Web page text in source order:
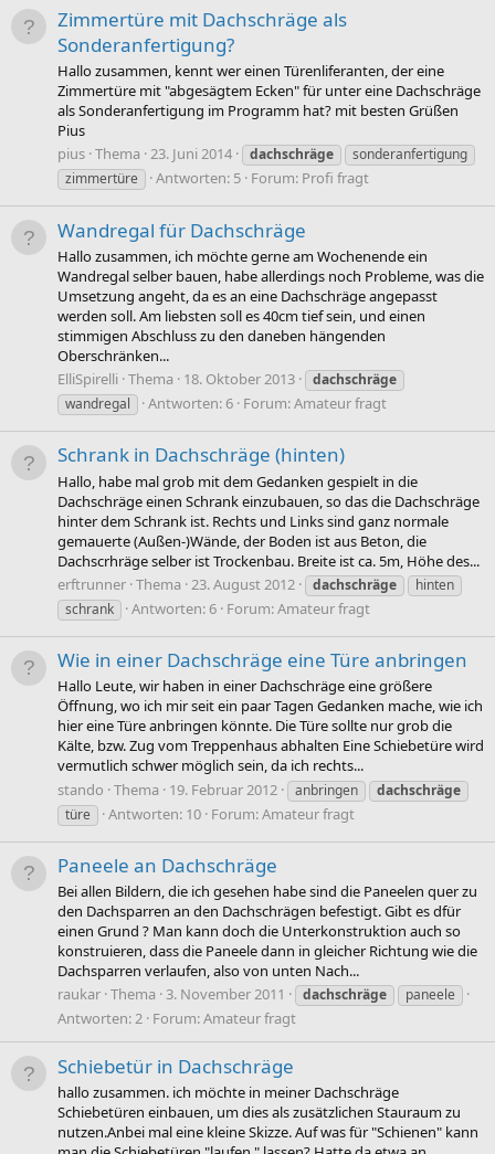
Zimmertüre mit Dachschräge als
Sonderanfertigung?
Hallo zusammen, kennt wer einen Türenliferanten, der eine
Zimmertüre mit "abgesägtem Ecken" für unter eine Dachschräge
als Sonderanfertigung im Programm hat? mit besten Grüßen
Pius
pius Thema 23. Juni 2014 dachschräge
sonderanfertigung
zimmertüre
Antworten: 5 Forum: Profi fragt
Wandregal für Dachschräge
Hallo zusammen, ich möchte gerne am Wochenende ein
Wandregal selber bauen, habe allerdings noch Probleme, was die
Umsetzung angeht, da es an eine Dachschräge angepasst
werden soll. Am liebsten soll es 40cm tief sein, und einen
stimmigen Abschluss zu den daneben hängenden
Oberschränken...
ElliSpirelli Thema 18. Oktober 2013
dachschräge
wandregal
Antworten: 6 Forum:Amateur fragt
Schrank in Dachschräge (hinten)
Hallo, habe mal grob mit dem Gedanken gespielt in die
Dachschräge einen Schrank einzubauen, so das die Dachschräge
hinter dem Schrank ist. Rechts und Links sind ganz normale
gemauerte (Außen-)Wände, der Boden ist aus Beton, die
Dachscrhräge selber ist Trockenbau. Breite ist ca. 5m, Höhe des...
erftrunner Thema 23. August 2012 dachschräge
hinten
schrank
Antworten: 6 Forum:Amateur fragt
Wie in einer Dachschräge eine Türe anbringen
Hallo Leute, wir haben in einer Dachschräge eine größere
Öffnung, wo ich mir seit ein paar Tagen Gedanken mache, wie ich
hier eine Türe anbringen könnte. Die Türe sollte nur grob die
Kälte, bzw. Zug vom Treppenhaus abhalten Eine Schiebetüre wird
vermutlich schwer möglich sein, da ich rechts...
stando Thema 19. Februar 2012 anbringen
dachschräge
türe
Antworten: 10 Forum:Amateur fragt
Paneele an Dachschräge
Bei allen Bildern, die ich gesehen habe sind die Paneelen quer zu
den Dachsparren an den Dachschrägen befestigt. Gibt es dfür
einen Grund ? Man kann doch die Unterkonstruktion auch so
konstruieren, dass die Paneele dann in gleicher Richtung wie die
Dachsparren verlaufen, also von unten Nach...
raukar Thema 3. November 2011 dachschräge paneele
Antworten: 2 Forum:Amateur fragt
Schiebetür in Dachschräge
hallo zusammen. ich möchte in meiner Dachschräge
Schiebetüren einbauen, um dies als zusätzlichen Stauraum zu
nutzen.Anbei mal eine kleine Skizze. Auf was für "Schienen" kann